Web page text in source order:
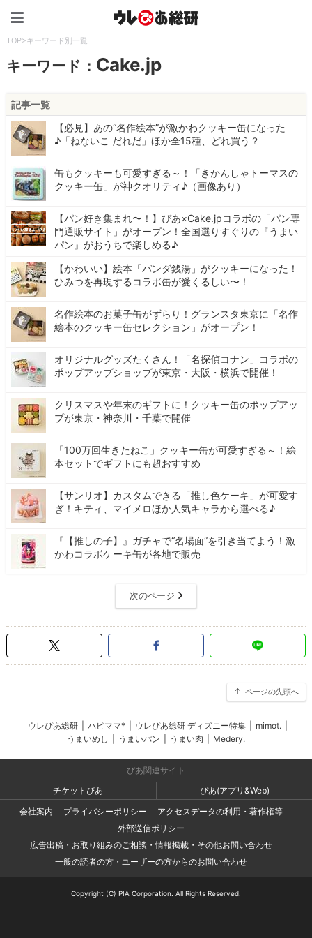
TOP>キーワード別一覧
キーワード： Cake.jp
記事一覧
【必見】あの“名作絵本”が激かわクッキー缶になった
♪「ねないこ だれだ」ほか全15種、どれ買う？
缶もクッキーも可愛すぎる～！「きかんしゃトーマスの
クッキー缶」が神クオリティ♪（画像あり）
【パン好き集まれ〜！】ぴあ×Cake.jpコラボの「パン専
門通販サイト」がオープン！全国選りすぐりの『うまい
パン』がおうちで楽しめる♪
【かわいい】絵本「パンダ銭湯」がクッキーになった！
ひみつを再現するコラボ缶が愛くるしい〜！
名作絵本のお菓子缶がずらり！グランスタ東京に「名作
絵本のクッキー缶セレクション」がオープン！
オリジナルグッズたくさん！「名探偵コナン」コラボの
ポップアップショップが東京・大阪・横浜で開催！
クリスマスや年末のギフトに！クッキー缶のポップアッ
プが東京・神奈川・千葉で開催
「100万回生きたねこ」クッキー缶が可愛すぎる～！絵
本セットでギフトにも超おすすめ
【サンリオ】カスタムできる「推し色ケーキ」が可愛す
ぎ！キティ、マイメロほか人気キャラから選べる♪
『【推しの子】』ガチャで“名場面”を引き当てよう！激
かわコラボケーキ缶が各地で販売
次のページ
ページの先頭へ
ウレぴあ総研 ハピママ* ウレぴあ総研 ディズニー特集 mimot.
うまいめし
うまいパン うまい肉 Medery.
ぴあ関連サイト
チケットぴあ
ぴあ(アプリ&Web)
会社案内
プライバシーポリシー
アクセスデータの利用・著作権等
外部送信ポリシー
広告出稿・お取り組みのご相談・情報掲載・その他お問い合わせ
一般の読者の方・ユーザーの方からのお問い合わせ
Copyright (C) PIA Corporation. All Rights Reserved.